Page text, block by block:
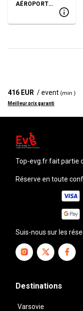
AÉROPORT
416 EUR / event (min )
Meilleur prix garanti
top-evg.frfait partie
Réserve en toute
Suis-nous sur les
Destinations
Varsovie